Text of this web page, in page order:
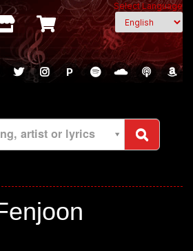
Select Language
P
artist or lyrics